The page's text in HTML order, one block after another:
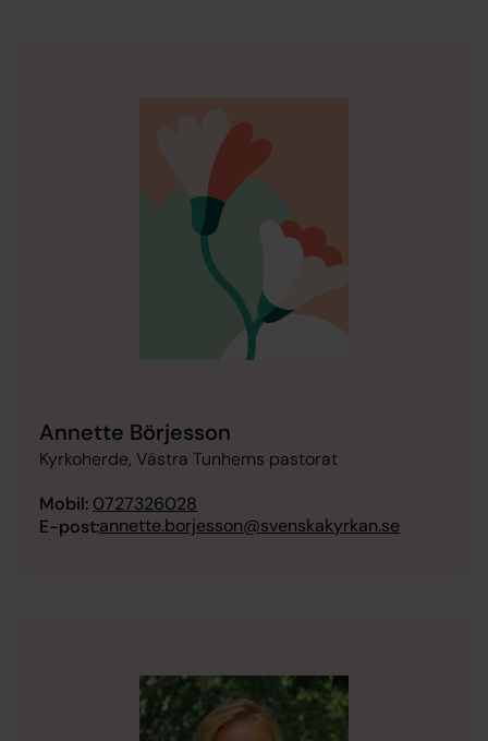
Annette Börjesson
Kyrkoherde, Västra Tunhems pastorat
Mobil: 0727326028
E-post:annette.borjesson@svenskakyrkan.se